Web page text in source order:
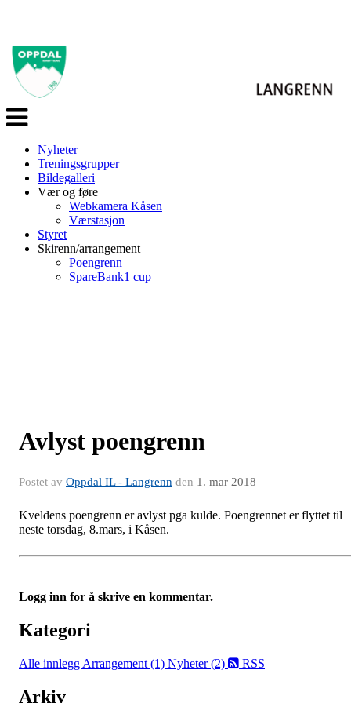
Veksle
navigasjon
Nyheter
Treningsgrupper
Bildegalleri
Vær og føre
Webkamera Kåsen
Værstasjon
Styret
Skirenn/arrangement
Poengrenn
SpareBank1 cup
Avlyst poengrenn
Postet av Oppdal IL - Langrenn den 1. mar 2018
Kveldens poengrenn er avlyst pga kulde. Poengrennet er flyttet til
neste torsdag, 8.mars, i Kåsen.
Logg inn for å skrive en kommentar.
Kategori
Alle innlegg Arrangement (1) Nyheter (2) RSS
Arkiv